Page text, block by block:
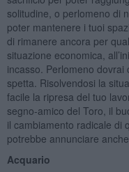
solitudine, o perlomeno di
poter mantenere i tuoi
di rimanere ancora per
situazione economica,
incasso. Perlomeno
spetta. Risolvendosi la
facile la ripresa del tuo
segno-amico del Toro, il
il cambiamento radicale di
potrebbe annunciare
Acquario